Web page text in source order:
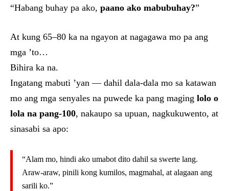
“Habang buhay pa ako, paano ako mabubuhay?”
At kung 65–80 ka na ngayon at nagagawa mo pa ang
mga ’to…
Bihira ka na.
Ingatang mabuti ’yan — dahil dala-dala mo sa katawan
mo ang mga senyales na puwede ka pang maging lolo o
lola na pang-100, nakaupo sa upuan, nagkukuwento, at
sinasabi sa apo:
“Alam mo, hindi ako umabot dito dahil sa swerte lang.
Araw-araw, pinili kong kumilos, magmahal, at alagaan ang
sarili ko.”